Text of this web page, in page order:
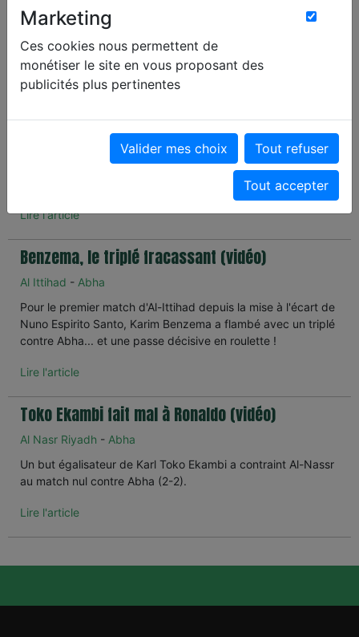
d'Abha, Cristiano Ronaldo est passé devant Diego Armando
Maradona.
Lire l'article
Le joli but de Mahrez (vidéo)
Abha
L'international algérien a participé au festival d'Al-Ahli sur la
pelouse d'Abha (0-6) en inscrivant le sixième et dernier but
Lire l'article
Benzema, le triplé fracassant (vidéo)
Al Ittihad - Abha
Pour le premier match d'Al-Ittihad depuis la mise à l'écart de
Nuno Espirito Santo, Karim Benzema a flambé avec un triplé
contre Abha... et une passe décisive en roulette !
Lire l'article
Toko Ekambi fait mal à Ronaldo (vidéo)
Al Nasr Riyadh - Abha
Un but égalisateur de Karl Toko Ekambi a contraint Al-Nassr
au match nul contre Abha (2-2).
Lire l'article
Marketing
Ces cookies nous permettent de
monétiser le site en vous proposant des
publicités plus pertinentes
Valider mes choix Tout refuser
Tout accepter